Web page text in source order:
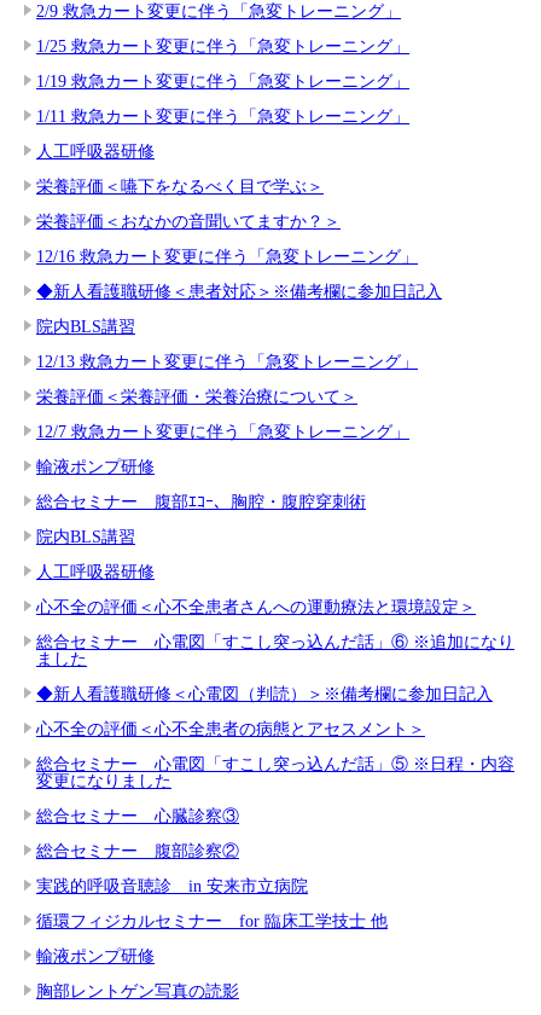
2/9 救急カート変更に伴う「急変トレーニング」
1/25 救急カート変更に伴う「急変トレーニング」
1/19 救急カート変更に伴う「急変トレーニング」
1/11 救急カート変更に伴う「急変トレーニング」
人工呼吸器研修
栄養評価＜嚥下をなるべく目で学ぶ＞
栄養評価＜おなかの音聞いてますか？＞
12/16 救急カート変更に伴う「急変トレーニング」
◆新人看護職研修＜患者対応＞※備考欄に参加日記入
院内BLS講習
12/13 救急カート変更に伴う「急変トレーニング」
栄養評価＜栄養評価・栄養治療について＞
12/7 救急カート変更に伴う「急変トレーニング」
輸液ポンプ研修
総合セミナー 腹部ｴｺｰ、胸腔・腹腔穿刺術
院内BLS講習
人工呼吸器研修
心不全の評価＜心不全患者さんへの運動療法と環境設定＞
総合セミナー 心電図「すこし突っ込んだ話」⑥ ※追加になり
ました
◆新人看護職研修＜心電図（判読）＞※備考欄に参加日記入
心不全の評価＜心不全患者の病態とアセスメント＞
総合セミナー 心電図「すこし突っ込んだ話」⑤ ※日程・内容
変更になりました
総合セミナー 心臓診察③
総合セミナー 腹部診察②
実践的呼吸音聴診 in 安来市立病院
循環フィジカルセミナー for 臨床工学技士 他
輸液ポンプ研修
胸部レントゲン写真の読影